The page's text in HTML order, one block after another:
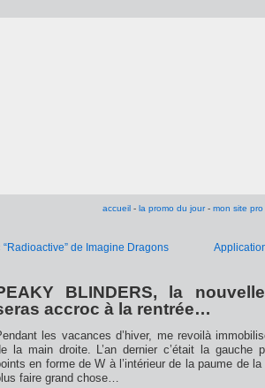
accueil- la promo du jour- mon site pro
“Radioactive” de Imagine Dragons
BLINDERS, la
accroc à la rentrée…
les vacances d’hiver, me revoilà
la main droite. L’an dernier c’était la gauche
en forme de W à l’intérieur de la paume de
faire grand chose…